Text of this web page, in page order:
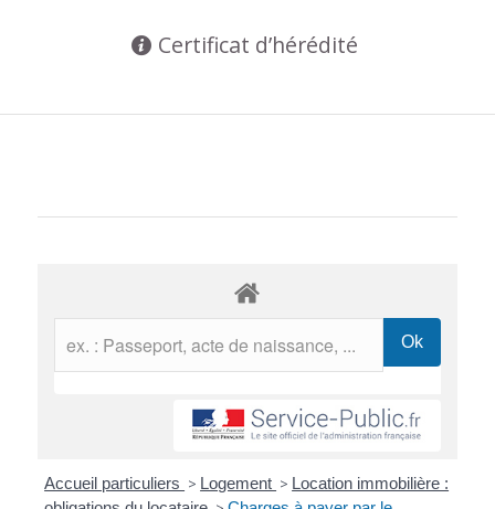
Certificat d’hérédité
Accueil particuliers > Logement > Location immobilière :